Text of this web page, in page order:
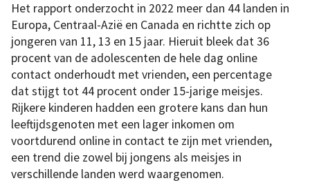
Het rapport onderzocht in 2022 meer dan 44 landen in
Europa, Centraal-Azië en Canada en richtte zich op
jongeren van 11, 13 en 15 jaar. Hieruit bleek dat 36
procent van de adolescenten de hele dag online
contact onderhoudt met vrienden, een percentage
dat stijgt tot 44 procent onder 15-jarige meisjes.
Rijkere kinderen hadden een grotere kans dan hun
leeftijdsgenoten met een lager inkomen om
voortdurend online in contact te zijn met vrienden,
een trend die zowel bij jongens als meisjes in
verschillende landen werd waargenomen.